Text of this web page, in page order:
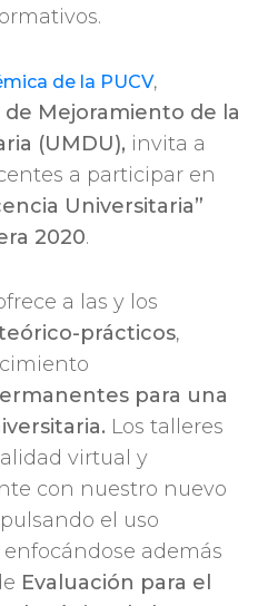
de la PUCV,
de Mejoramiento de la
(UMDU), invita a
a participar en
Universitaria”
2020.
a las y los
prácticos,
para una
Los talleres
virtual y
con nuestro nuevo
el uso
además
Evaluación para el